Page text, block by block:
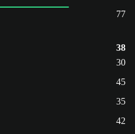
77
38
30
45
35
42